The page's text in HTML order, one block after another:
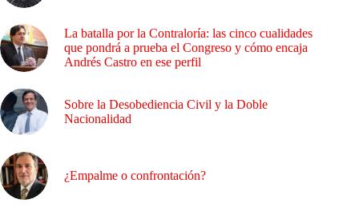
La batalla por la Contraloría: las cinco cualidades
que pondrá a prueba el Congreso y cómo encaja
Andrés Castro en ese perfil
Sobre la Desobediencia Civil y la Doble
Nacionalidad
¿Empalme o confrontación?